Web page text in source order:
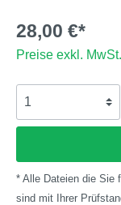
28,00 €*
Preise exkl. MwSt.
* Alle Dateien die Sie
sind mit Ihrer